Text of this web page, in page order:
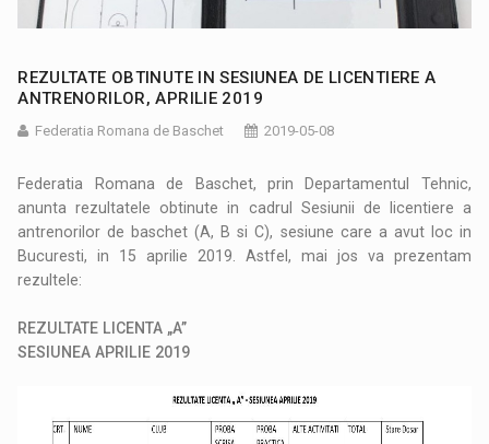
REZULTATE OBTINUTE IN SESIUNEA DE LICENTIERE A
ANTRENORILOR, APRILIE 2019
Federatia Romana de Baschet 2019-05-08
Federatia Romana de Baschet, prin Departamentul Tehnic,
anunta rezultatele obtinute in cadrul Sesiunii de licentiere a
antrenorilor de baschet (A, B si C), sesiune care a avut loc in
Bucuresti, in 15 aprilie 2019. Astfel, mai jos va prezentam
rezultele:
REZULTATE LICENTA „A”
SESIUNEA APRILIE 2019